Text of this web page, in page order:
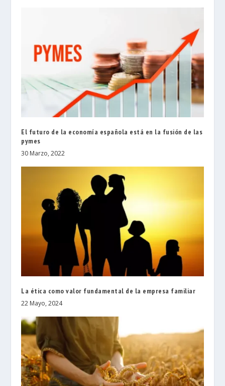
El futuro de la economía española está en la fusión de las
pymes
30 Marzo, 2022
La ética como valor fundamental de la empresa familiar
22 Mayo, 2024